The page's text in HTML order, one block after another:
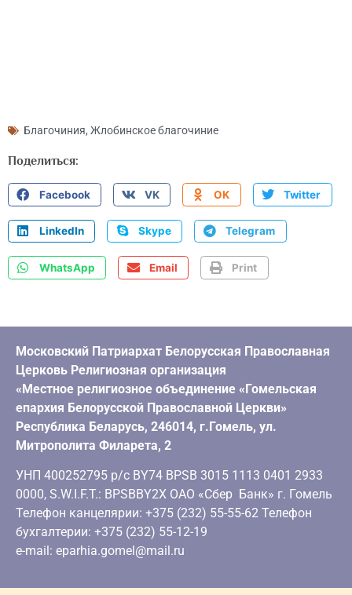
Благочиния, Жлобинское благочиние
Поделиться:
Facebook VK OK Twitter
LinkedIn Skype Telegram
WhatsApp Email Print
Московский Патриархат Белорусская Православная
Церковь Религиозная организация
«Местное религиозное объединение «Гомельская
епархия Белорусской Православной Церкви»
Республика Беларусь, 246014, г.Гомель, ул.
Митрополита Филарета, 2
УНП 400252795 р/с BY74 BPSB 3015 1113 0401 2933
0000, S.W.I.F.T.: BPSBBY2X ОАО «Сбер Банк» г. Гомель
Телефон канцелярии: +375 (232) 55-55-62 Телефон
бухгалтерии: +375 (232) 55-12-19
e-mail: eparhia.gomel@mail.ru